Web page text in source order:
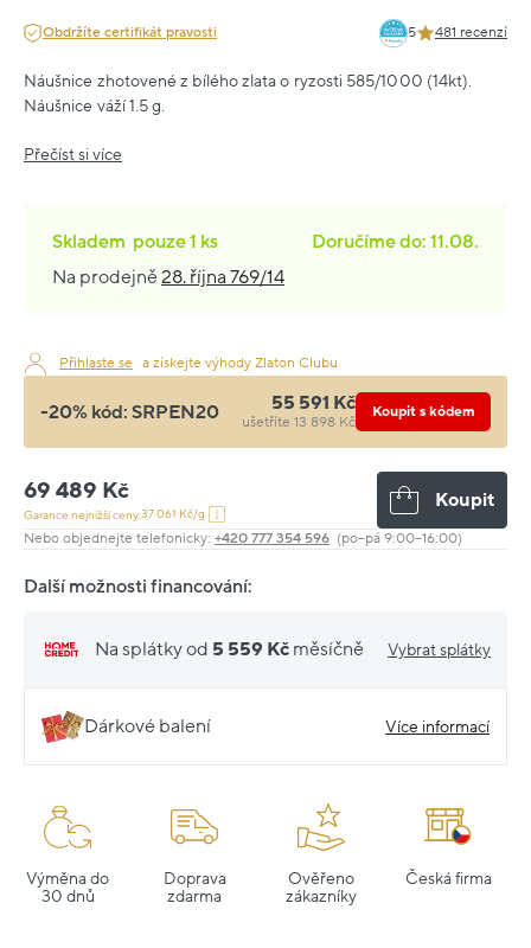
Obdržíte certifikát pravosti 5 481 recenzí
Náušnice zhotovené z bílého zlata o ryzosti 585/1000 (14kt).
Náušnice váží 1.5 g.
Přečíst si více
Skladem pouze1 ks
Doručíme do: 11.08.
Na prodejně28. října 769/14
Přihlaste se a získejte výhody Zlaton Clubu
-20% kód: SRPEN20 55 591 Kč
ušetříte 13 898 Kč
Koupit s kódem
69 489 Kč
Garance nejnižší ceny:37 061 Kč/g
Koupit
Nebo objednejte telefonicky: +420 777 354 596 (po–pá 9:00–16:00)
Další možnosti financování:
Na splátky od 5 559 Kč měsíčně Vybrat splátky
Dárkové balení Více informací
Výměna do
30 dnů
Doprava
zdarma
Ověřeno
zákazníky
Česká firma